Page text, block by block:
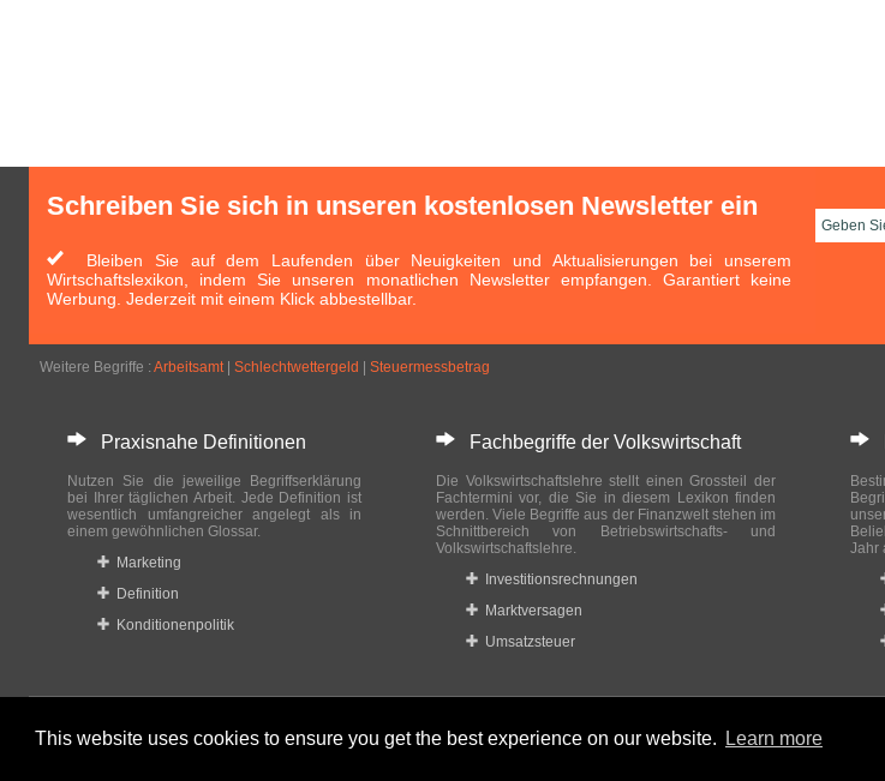
This website uses cookies to ensure you get the best experience on our website. Learn more
Schreiben Sie sich in unseren kostenlosen Newsletter ein
Bleiben Sie auf dem Laufenden über Neuigkeiten und Aktualisierungen bei unserem
Wirtschaftslexikon, indem Sie unseren monatlichen Newsletter empfangen. Garantiert keine
Werbung. Jederzeit mit einem Klick abbestellbar.
Weitere Begriffe : Arbeitsamt| Schlechtwettergeld Steuermessbetrag
Praxisnahe Definitionen
Nutzen Sie die jeweilige Begriffserklärung
bei Ihrer täglichen Arbeit. Jede Definition ist
wesentlich umfangreicher angelegt als in
einem gewöhnlichen Glossar.
Marketing
Definition
Konditionenpolitik
Fachbegriffe der Volkswirtschaft
Die Volkswirtschaftslehre stellt einen Grossteil der
Fachtermini vor, die Sie in diesem Lexikon finden
werden. Viele Begriffe aus der Finanzwelt stehen im
Schnittbereich von Betriebswirtschafts- und
Volkswirtschaftslehre.
Investitionsrechnungen
Marktversagen
Umsatzsteuer
Jahr